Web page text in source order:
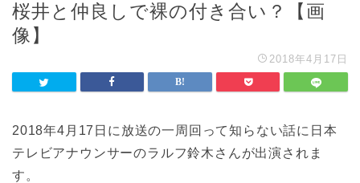
桜井と仲良しで裸の付き合い？【画
像】
2018年4月17日
2018年4月17日に放送の一周回って知らない話に日本
テレビアナウンサーのラルフ鈴木さんが出演されま
す。